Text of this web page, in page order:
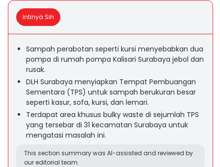
Intinya Sih
Sampah perabotan seperti kursi menyebabkan dua
pompa di rumah pompa Kalisari Surabaya jebol dan
rusak.
DLH Surabaya menyiapkan Tempat Pembuangan
Sementara (TPS) untuk sampah berukuran besar
seperti kasur, sofa, kursi, dan lemari.
Terdapat area khusus bulky waste di sejumlah TPS
yang tersebar di 31 kecamatan Surabaya untuk
mengatasi masalah ini.
This section summary was AI-assisted and reviewed by
our editorial team.